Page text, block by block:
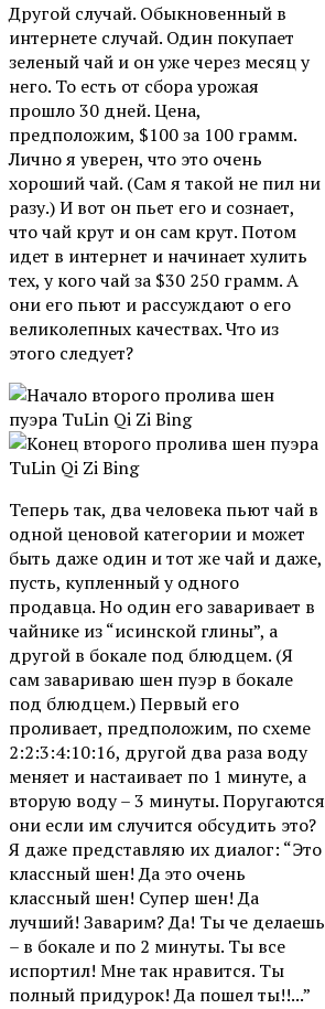
Другой случай. Обыкновенный в
интернете случай. Один покупает
зеленый чай и он уже через месяц у
него. То есть от сбора урожая
прошло 30 дней. Цена,
предположим, $100 за 100 грамм.
Лично я уверен, что это очень
хороший чай. (Сам я такой не пил ни
разу.) И вот он пьет его и сознает,
что чай крут и он сам крут. Потом
идет в интернет и начинает хулить
тех, у кого чай за $30 250 грамм. А
они его пьют и рассуждают о его
великолепных качествах. Что из
этого следует?
Теперь так, два человека пьют чай в
одной ценовой категории и может
быть даже один и тот же чай и даже,
пусть, купленный у одного
продавца. Но один его заваривает в
чайнике из “исинской глины”, а
другой в бокале под блюдцем. (Я
сам завариваю шен пуэр в бокале
под блюдцем.) Первый его
проливает, предположим, по схеме
2:2:3:4:10:16, другой два раза воду
меняет и настаивает по 1 минуте, а
вторую воду – 3 минуты. Поругаются
они если им случится обсудить это?
Я даже представляю их диалог: “Это
классный шен! Да это очень
классный шен! Супер шен! Да
лучший! Заварим? Да! Ты че делаешь
– в бокале и по 2 минуты. Ты все
испортил! Мне так нравится. Ты
полный придурок! Да пошел ты!!...”